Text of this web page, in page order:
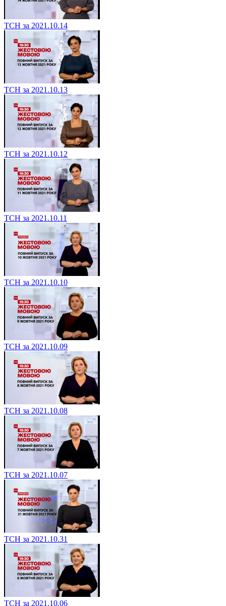
ТСН за 2021.10.14
ТСН за 2021.10.13
ТСН за 2021.10.12
ТСН за 2021.10.11
ТСН за 2021.10.10
ТСН за 2021.10.09
ТСН за 2021.10.08
ТСН за 2021.10.07
ТСН за 2021.10.31
ТСН за 2021.10.06